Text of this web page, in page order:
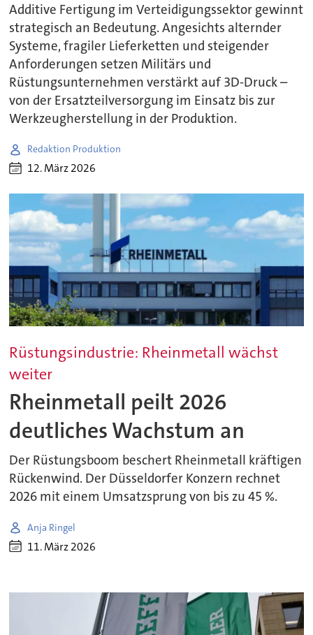
Additive Fertigung im Verteidigungssektor gewinnt
strategisch an Bedeutung. Angesichts alternder
Systeme, fragiler Lieferketten und steigender
Anforderungen setzen Militärs und
Rüstungsunternehmen verstärkt auf 3D-Druck –
von der Ersatzteilversorgung im Einsatz bis zur
Werkzeugherstellung in der Produktion.
Redaktion Produktion
12. März 2026
Rüstungsindustrie: Rheinmetall wächst
weiter
Rheinmetall peilt 2026
deutliches Wachstum an
Der Rüstungsboom beschert Rheinmetall kräftigen
Rückenwind. Der Düsseldorfer Konzern rechnet
2026 mit einem Umsatzsprung von bis zu 45 %.
Anja Ringel
11. März 2026